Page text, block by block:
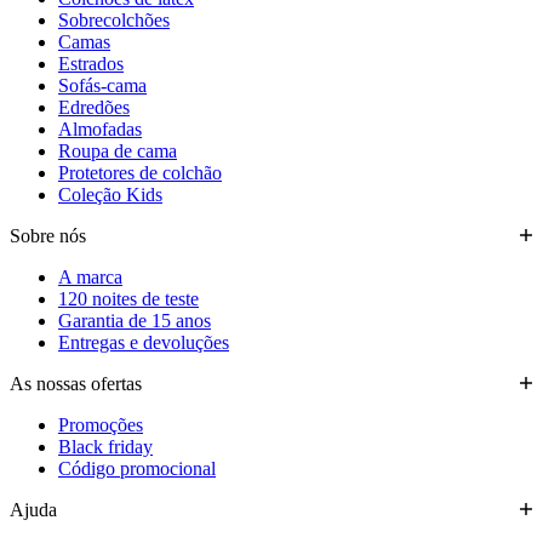
Sobrecolchões
Camas
Estrados
Sofás-cama
Edredões
Almofadas
Roupa de cama
Protetores de colchão
Coleção Kids
Sobre nós
A marca
120 noites de teste
Garantia de 15 anos
Entregas e devoluções
As nossas ofertas
Promoções
Black friday
Código promocional
Ajuda